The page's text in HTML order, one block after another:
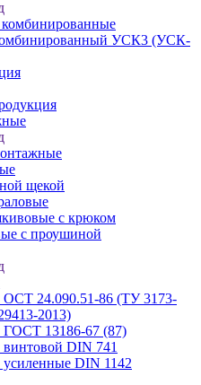
УСК3 (УСК-
щекой
с крюком
с проушиной
24.090.51-86 (ТУ 3173-
2013)
13186-67 (87)
DIN 741
DIN 1142